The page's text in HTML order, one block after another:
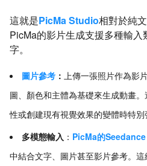
這就是PicMa Studio相對於純
PicMa的影片生成支援多種輸
字。
圖片參考 ： 上傳一張照片作為影
圖、顏色和主體為基礎來生成動畫
性或創建現有視覺效果的變體時特別
多模態輸入 ： PicMa的
中結合文字、圖片甚至影片參考。